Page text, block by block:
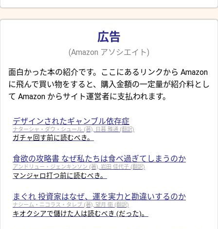
広告
(Amazon アソシエイト)
面白かった本の紹介です。ここにあるリンクから Amazon
に飛んで買い物をすると、購入金額の一定量が紹介料とし
て Amazon からサイト運営者に支払われます。
デザインされたギャンブル依存症
ナターシャ・ダウ・シュール (著), 日暮 雅通 (翻訳)
ガチャ回す前に読むべき。
食欲の攻略書 なぜ私たちは食べ過ぎてしまうのか
アンドリュー・ジェンキンソン (著), 岩田 佳代子 (翻訳)
マンジャロ打つ前に読むべき。
まぐれ 投資家はなぜ、運を実力と勘違いするのか
ナシーム・ニコラス・タレブ (著), 望月 衛 (翻訳)
キオクシアで儲けた人は読むべき (だった)。